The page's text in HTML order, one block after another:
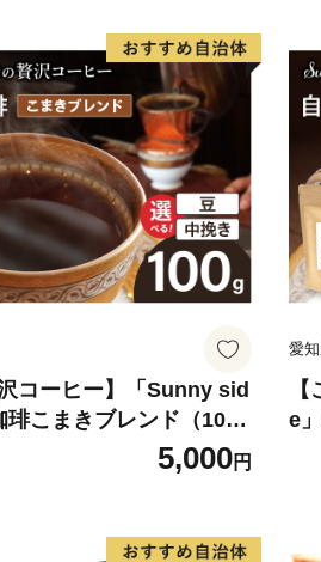
コーヒー】「Sunny sid
琲こまきブレンド（100
5,000円
愛
e